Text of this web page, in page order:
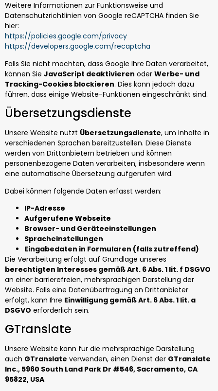
Weitere Informationen zur Funktionsweise und
Datenschutzrichtlinien von Google reCAPTCHA finden Sie
hier:
https://policies.google.com/privacy
https://developers.google.com/recaptcha
Falls Sie nicht möchten, dass Google Ihre Daten verarbeitet,
können Sie JavaScript deaktivieren oder Werbe- und
Tracking-Cookies blockieren. Dies kann jedoch dazu
führen, dass einige Website-Funktionen eingeschränkt sind.
Übersetzungsdienste
Unsere Website nutzt Übersetzungsdienste, um Inhalte in
verschiedenen Sprachen bereitzustellen. Diese Dienste
werden von Drittanbietern betrieben und können
personenbezogene Daten verarbeiten, insbesondere wenn
eine automatische Übersetzung aufgerufen wird.
Dabei können folgende Daten erfasst werden:
IP-Adresse
Aufgerufene Webseite
Browser- und Geräteeinstellungen
Spracheinstellungen
Eingabedaten in Formularen (falls zutreffend)
Die Verarbeitung erfolgt auf Grundlage unseres
berechtigten Interesses gemäß Art. 6 Abs. 1 lit. f DSGVO
an einer barrierefreien, mehrsprachigen Darstellung der
Website. Falls eine Datenübertragung an Drittanbieter
erfolgt, kann Ihre Einwilligung gemäß Art. 6 Abs. 1 lit. a
DSGVO erforderlich sein.
GTranslate
Unsere Website kann für die mehrsprachige Darstellung
auch GTranslate verwenden, einen Dienst der GTranslate
Inc., 5960 South Land Park Dr #546, Sacramento, CA
95822, USA.